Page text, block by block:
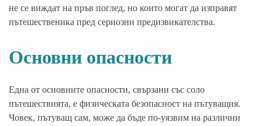
не се виждат на пръв поглед, но които могат да изправят
пътешественика пред сериозни предизвикателства.
Основни опасности
Една от основните опасности, свързани със соло
пътешествията, е физическата безопасност на пътуващия.
Човек, пътуващ сам, може да бъде по-уязвим на различни